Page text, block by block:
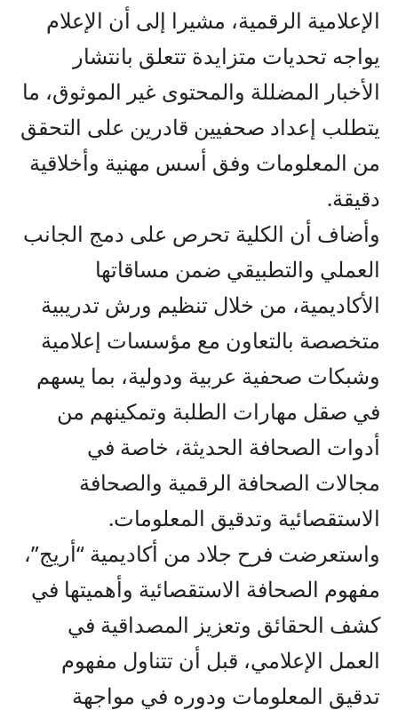
الإعلامية الرقمية، مشيرا إلى أن الإعلام
يواجه تحديات متزايدة تتعلق بانتشار
الأخبار المضللة والمحتوى غير الموثوق، ما
يتطلب إعداد صحفيين قادرين على التحقق
من المعلومات وفق أسس مهنية وأخلاقية
دقيقة.
وأضاف أن الكلية تحرص على دمج الجانب
العملي والتطبيقي ضمن مساقاتها
الأكاديمية، من خلال تنظيم ورش تدريبية
متخصصة بالتعاون مع مؤسسات إعلامية
وشبكات صحفية عربية ودولية، بما يسهم
في صقل مهارات الطلبة وتمكينهم من
أدوات الصحافة الحديثة، خاصة في
مجالات الصحافة الرقمية والصحافة
الاستقصائية وتدقيق المعلومات.
واستعرضت فرح جلاد من أكاديمية “أريج”،
مفهوم الصحافة الاستقصائية وأهميتها في
كشف الحقائق وتعزيز المصداقية في
العمل الإعلامي، قبل أن تتناول مفهوم
تدقيق المعلومات ودوره في مواجهة